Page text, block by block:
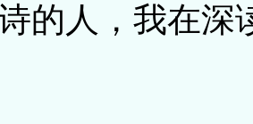
的人，我在深